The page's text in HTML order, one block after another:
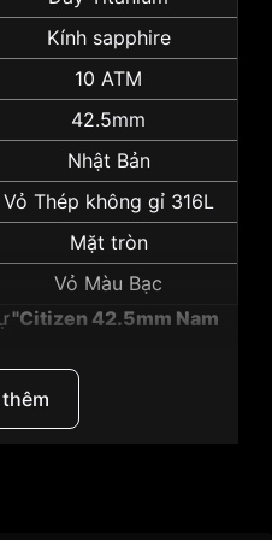
Kính sapphire
10 ATM
42.5mm
Nhật Bản
Vỏ Thép không gỉ 316L
Mặt tròn
Vỏ Màu Bạc
"Citizen 42.5mm Nam